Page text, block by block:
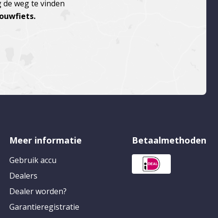
weg te vinden
Meer informatie
Gebruik accu
Dealers
Dealer worden?
Garantieregistratie
Betaalmethoden